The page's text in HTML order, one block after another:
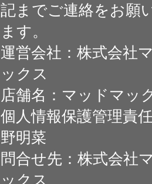
記までご連絡をお願
ます。
運営会社：株式会社
ックス
店舗名：マッドマッ
個人情報保護管理責
野明菜
問合せ先：株式会社
ックス